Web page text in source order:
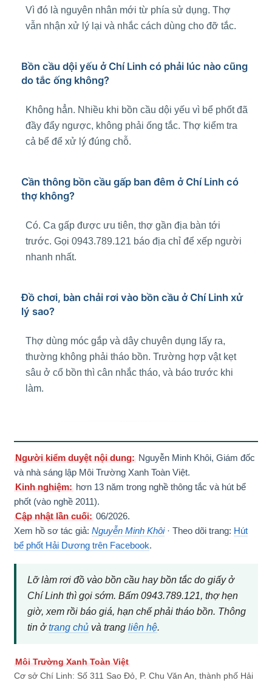
Vì đó là nguyên nhân mới từ phía sử dụng. Thợ
vẫn nhận xử lý lại và nhắc cách dùng cho đỡ tắc.
Bồn cầu dội yếu ở Chí Linh có phải lúc nào cũng
do tắc ống không?
Không hẳn. Nhiều khi bồn cầu dội yếu vì bể phốt đã
đầy đẩy ngược, không phải ống tắc. Thợ kiểm tra
cả bể để xử lý đúng chỗ.
Cần thông bồn cầu gấp ban đêm ở Chí Linh có
thợ không?
Có. Ca gấp được ưu tiên, thợ gần địa bàn tới
trước. Gọi 0943.789.121 báo địa chỉ để xếp người
nhanh nhất.
Đồ chơi, bàn chải rơi vào bồn cầu ở Chí Linh xử
lý sao?
Thợ dùng móc gắp và dây chuyên dụng lấy ra,
thường không phải tháo bồn. Trường hợp vật kẹt
sâu ở cổ bồn thì cân nhắc tháo, và báo trước khi
làm.
Người kiểm duyệt nội dung: Nguyễn Minh Khôi, Giám đốc
và nhà sáng lập Môi Trường Xanh Toàn Việt.
Kinh nghiệm: hơn 13 năm trong nghề thông tắc và hút bể
phốt (vào nghề 2011).
Cập nhật lần cuối: 06/2026.
Xem hồ sơ tác giả: Nguyễn Minh Khôi· Theo dõi trang: Hút
bể phốt Hải Dương trên Facebook.
Lỡ làm rơi đồ vào bồn cầu hay bồn tắc do giấy ở
Chí Linh thì gọi sớm. Bấm 0943.789.121, thợ hẹn
giờ, xem rồi báo giá, hạn chế phải tháo bồn. Thông
tin ởtrang chủ và trang liên hệ.
Môi Trường Xanh Toàn Việt
Cơ sở Chí Linh: Số 311 Sao Đỏ, P. Chu Văn An, thành phố Hải